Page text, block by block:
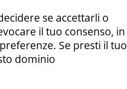
se accettarli o
il tuo consenso, in
Se presti il tuo
dominio